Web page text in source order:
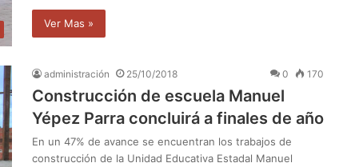
Ver Mas »
administración 25/10/2018 0 170
Construcción de escuela Manuel
Yépez Parra concluirá a finales de año
En un 47% de avance se encuentran los trabajos de
construcción de la Unidad Educativa Estadal Manuel